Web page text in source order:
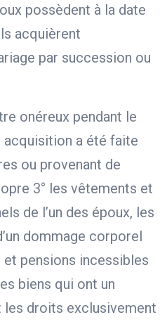
possèdent à la date
acquièrent
par succession ou
onéreux pendant le
a été faite
ou provenant de
3° les vêtements et
de l’un des époux, les
dommage corporel
pensions incessibles
biens qui ont un
droits exclusivement